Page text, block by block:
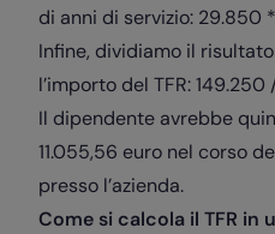
di anni di servizio: 29.850
Infine, dividiamo il
l’importo del TFR: 149.250
Il dipendente avrebbe
11.055,56 euro nel corso
presso l’azienda.
Come si calcola il TFR in